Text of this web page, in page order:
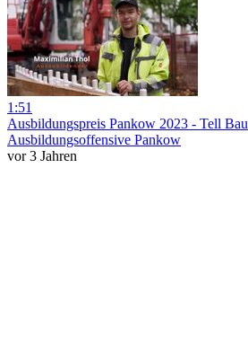
1:51
Ausbildungspreis Pankow 2023 - Tell Bau
Ausbildungsoffensive Pankow
vor 3 Jahren